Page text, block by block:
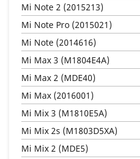
Mi Note 2 (2015213)
Mi Note Pro (2015021)
Mi Note (2014616)
Mi Max 3 (M1804E4A)
Mi Max 2 (MDE40)
Mi Max (2016001)
Mi Mix 3 (M1810E5A)
Mi Mix 2s (M1803D5XA)
Mi Mix 2 (MDE5)